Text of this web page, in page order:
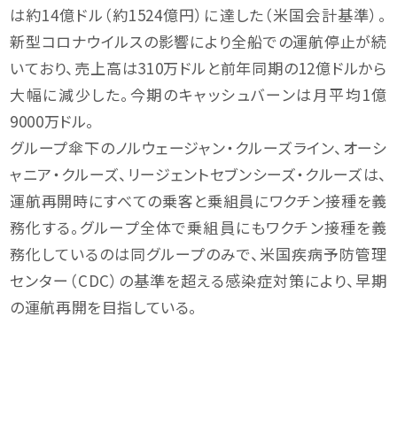
は約14億ドル（約1524億円）に達した（米国会計基準）。
新型コロナウイルスの影響により全船での運航停止が続
いており、売上高は310万ドルと前年同期の12億ドルから
大幅に減少した。今期のキャッシュバーンは月平均1億
9000万ドル。
グループ傘下のノルウェージャン・クルーズライン、オーシ
ャニア・クルーズ、リージェントセブンシーズ・クルーズは、
運航再開時にすべての乗客と乗組員にワクチン接種を義
務化する。グループ全体で乗組員にもワクチン接種を義
務化しているのは同グループのみで、米国疾病予防管理
センター（CDC）の基準を超える感染症対策により、早期
の運航再開を目指している。